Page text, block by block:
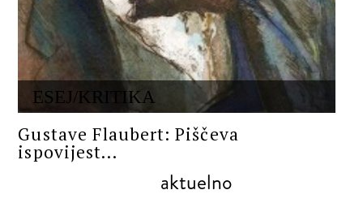
ESEJ/KRITIKA
Gustave Flaubert: Piščeva
ispovijest...
aktuelno